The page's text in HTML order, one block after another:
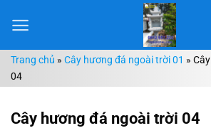
đến
dungTrang chủ » Cây hương đá ngoài trời 01 »
04
Cây hương đá ngoài trời 04